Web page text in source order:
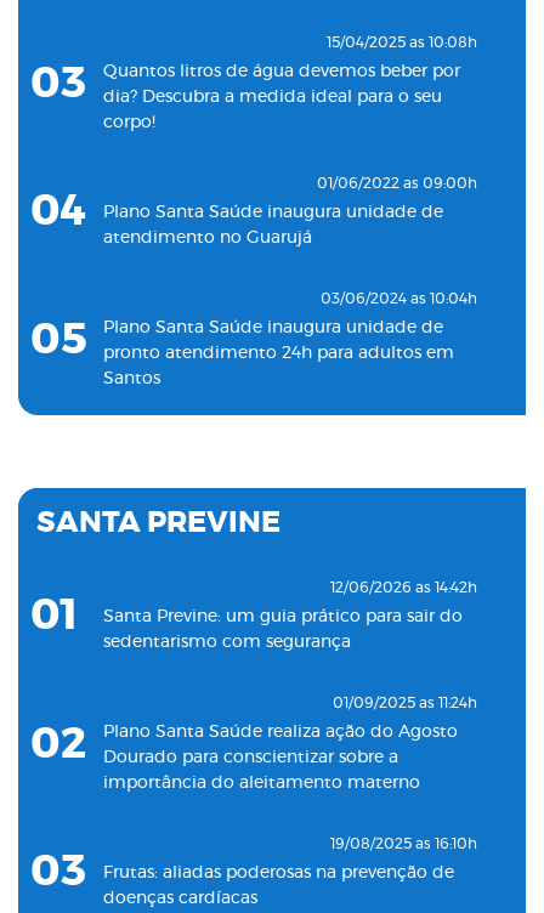
03
15/04/2025 as 10:08h
Quantos litros de água devemos beber por
dia? Descubra a medida ideal para o seu
corpo!
04
01/06/2022 as 09:00h
Plano Santa Saúde inaugura unidade de
atendimento no Guarujá
05
03/06/2024 as 10:04h
Plano Santa Saúde inaugura unidade de
pronto atendimento 24h para adultos em
Santos
Clínica Santa Saúde inaugurará unidade no
município de Guarujá
Santa Saúde Consultas inaugura nova
unidade de coleta laboratorial em conjunto
com o Plano Santa Casa Saúde
SANTA PREVINE
01
12/06/2026 as 14:42h
Santa Previne: um guia prático para sair do
sedentarismo com segurança
02
01/09/2025 as 11:24h
Plano Santa Saúde realiza ação do Agosto
Dourado para conscientizar sobre a
importância do aleitamento materno
03
19/08/2025 as 16:10h
Frutas: aliadas poderosas na prevenção de
doenças cardíacas